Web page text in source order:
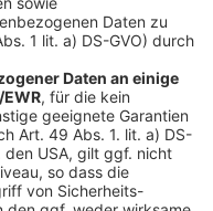
Informationen zur
Dort habt ihr auch die
euren